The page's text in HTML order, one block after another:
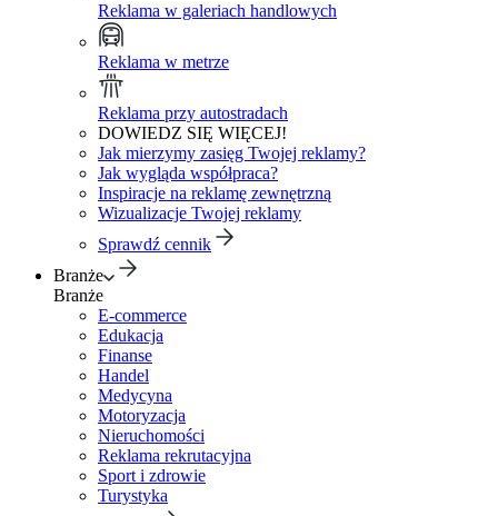
Reklama w galeriach handlowych
Reklama w metrze
Reklama przy autostradach
DOWIEDZ SIĘ WIĘCEJ!
Jak mierzymy zasięg Twojej reklamy?
Jak wygląda współpraca?
Inspiracje na reklamę zewnętrzną
Wizualizacje Twojej reklamy
Sprawdź cennik
Branże
Branże
E-commerce
Edukacja
Finanse
Handel
Medycyna
Motoryzacja
Nieruchomości
Reklama rekrutacyjna
Sport i zdrowie
Turystyka